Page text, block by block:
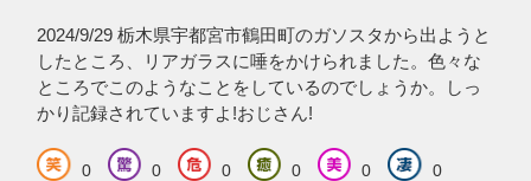
2024/9/29 栃木県宇都宮市鶴田町のガソスタから出ようと
したところ、リアガラスに唾をかけられました。色々な
ところでこのようなことをしているのでしょうか。しっ
かり記録されていますよ!おじさん!
0 0 0 0 0 0